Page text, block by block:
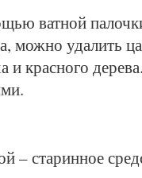
ватной
можно удалить
и красного
– старинное